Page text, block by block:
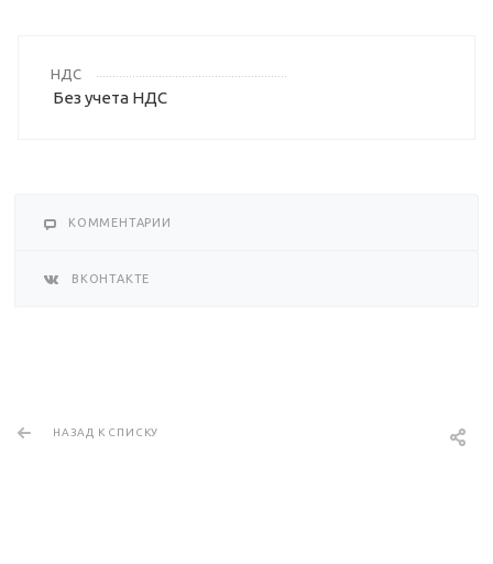
НДС
Без учета НДС
КОММЕНТАРИИ
ВКОНТАКТЕ
НАЗАД К СПИСКУ